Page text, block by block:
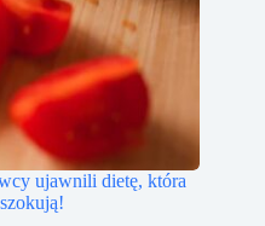
ujawnili dietę, która